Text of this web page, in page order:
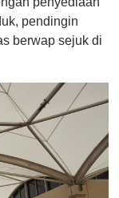
pendingin
berwap sejuk di